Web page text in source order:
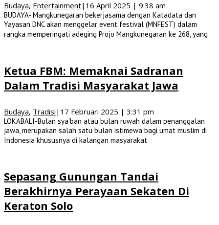
Budaya, Entertainment| 16 April 2025 | 9:38 am
BUDAYA- Mangkunegaran bekerjasama dengan Katadata dan
Yayasan DNC akan menggelar event festival (MNFEST) dalam
rangka memperingati adeging Projo Mangkunegaran ke 268, yang
Ketua FBM: Memaknai Sadranan
Dalam Tradisi Masyarakat Jawa
Budaya, Tradisi | 17 Februari 2025 | 3:31 pm
LOKABALI-Bulan sya’ban atau bulan ruwah dalam penanggalan
jawa, merupakan salah satu bulan istimewa bagi umat muslim di
Indonesia khususnya di kalangan masyarakat
Sepasang Gunungan Tandai
Berakhirnya Perayaan Sekaten Di
Keraton Solo